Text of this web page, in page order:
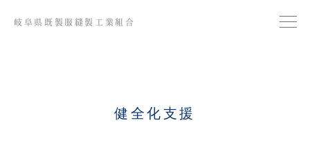
岐阜県既製服縫製工業組合
健全化支援